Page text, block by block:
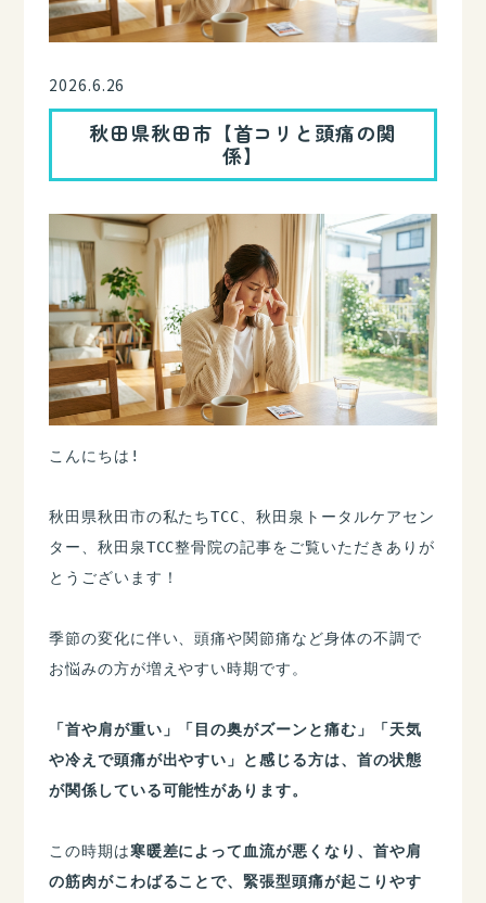
2026.6.26
秋田県秋田市【首コリと頭痛の関
係】
こんにちは!
秋田県秋田市の私たちTCC、秋田泉トータルケアセン
ター、秋田泉TCC整骨院の記事をご覧いただきありが
とうございます！
季節の変化に伴い、頭痛や関節痛など身体の不調で
お悩みの方が増えやすい時期です。
「首や肩が重い」「目の奥がズーンと痛む」「天気
や冷えで頭痛が出やすい」と感じる方は、首の状態
が関係している可能性があります。
この時期は寒暖差によって血流が悪くなり、首や肩
の筋肉がこわばることで、緊張型頭痛が起こりやす